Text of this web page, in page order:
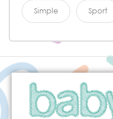
Simple Sport